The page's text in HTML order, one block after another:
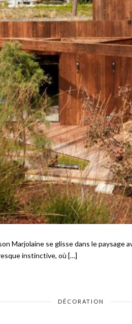
Marjolaine se glisse dans le
instinctive, où […]
DÉCORATION